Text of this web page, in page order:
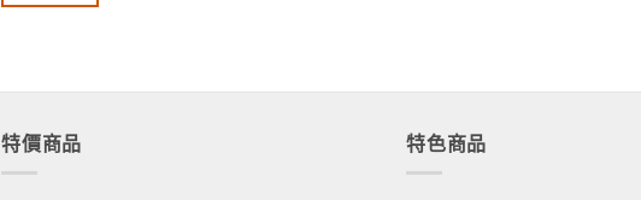
多
種
特價商品 特色商品